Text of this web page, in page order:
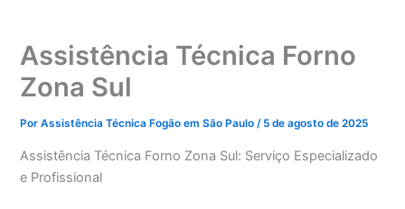
Assistência Técnica Forno
Zona Sul
PorAssistência Técnica Fogão em São Paulo/ 5 de agosto de 2025
Assistência Técnica Forno Zona Sul: Serviço Especializado
e Profissional